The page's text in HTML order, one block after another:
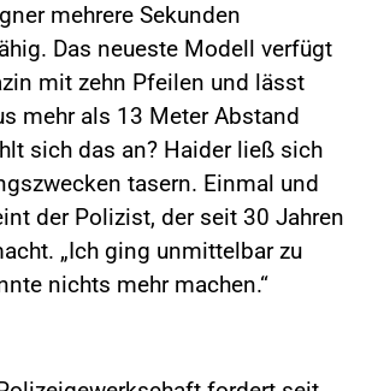
mehrere Sekunden
Das neueste Modell verfügt
mit zehn Pfeilen und lässt
mehr als 13 Meter Abstand
sich das an? Haider ließ sich
tasern. Einmal und
der Polizist, der seit 30 Jahren
„Ich ging unmittelbar zu
nichts mehr machen.“